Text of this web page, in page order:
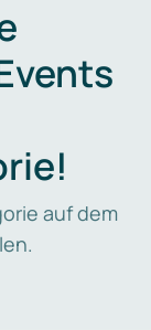
auf dem